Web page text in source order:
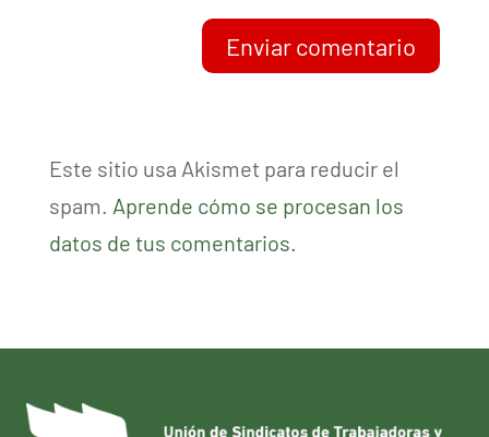
Enviar comentario
Este sitio usa Akismet para reducir el
spam. Aprende cómo se procesan los
datos de tus comentarios.